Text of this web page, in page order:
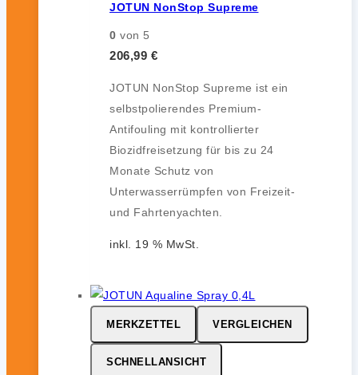
JOTUN NonStop Supreme
0 von 5
206,99 €
JOTUN NonStop Supreme ist ein
selbstpolierendes Premium-
Antifouling mit kontrollierter
Biozidfreisetzung für bis zu 24
Monate Schutz von
Unterwasserrümpfen von Freizeit-
und Fahrtenyachten.
inkl. 19 % MwSt.
MERKZETTEL VERGLEICHEN
SCHNELLANSICHT